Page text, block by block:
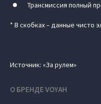
Трансмиссия полный
* В скобках – данные чисто
Источник: «За рулем»
О БРЕНДЕ VOYAH